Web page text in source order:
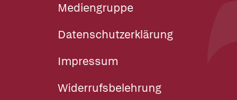
Mediengruppe
Datenschutzerklärung
Impressum
Widerrufsbelehrung